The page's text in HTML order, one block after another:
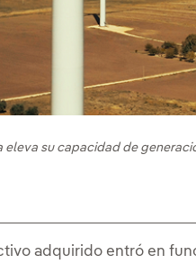
eleva su capacidad de
adquirido entró en